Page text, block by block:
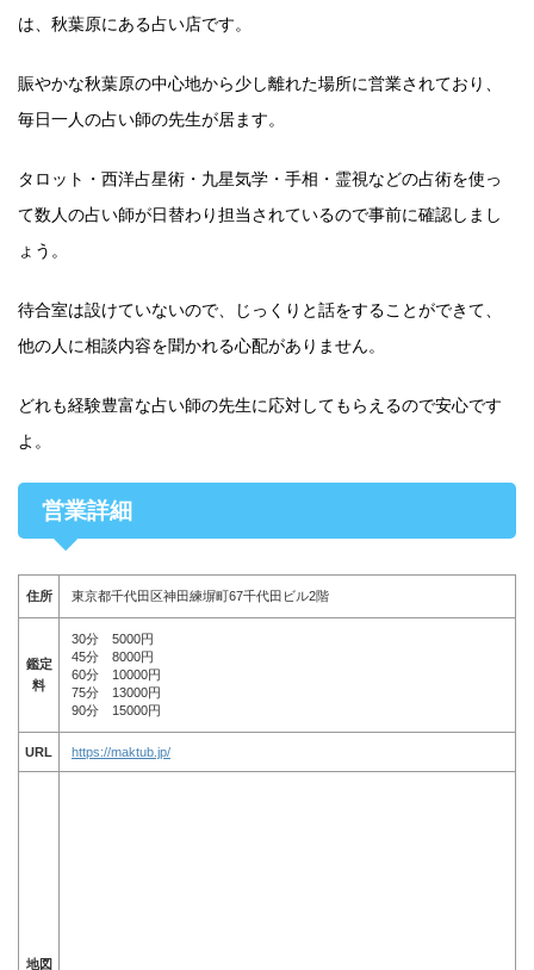
は、秋葉原にある占い店です。
賑やかな秋葉原の中心地から少し離れた場所に営業されており、
毎日一人の占い師の先生が居ます。
タロット・西洋占星術・九星気学・手相・霊視などの占術を使っ
て数人の占い師が日替わり担当されているので事前に確認しまし
ょう。
待合室は設けていないので、じっくりと話をすることができて、
他の人に相談内容を聞かれる心配がありません。
どれも経験豊富な占い師の先生に応対してもらえるので安心です
よ。
営業詳細
住所 東京都千代田区神田練塀町67千代田ビル2階
鑑定
料
30分 5000円
45分 8000円
60分 10000円
75分 13000円
90分 15000円
URL https://maktub.jp/
地図